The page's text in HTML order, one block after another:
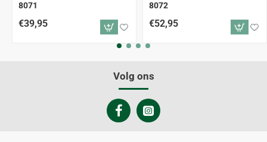
8071
€39,95
8072
€52,95
Volg ons